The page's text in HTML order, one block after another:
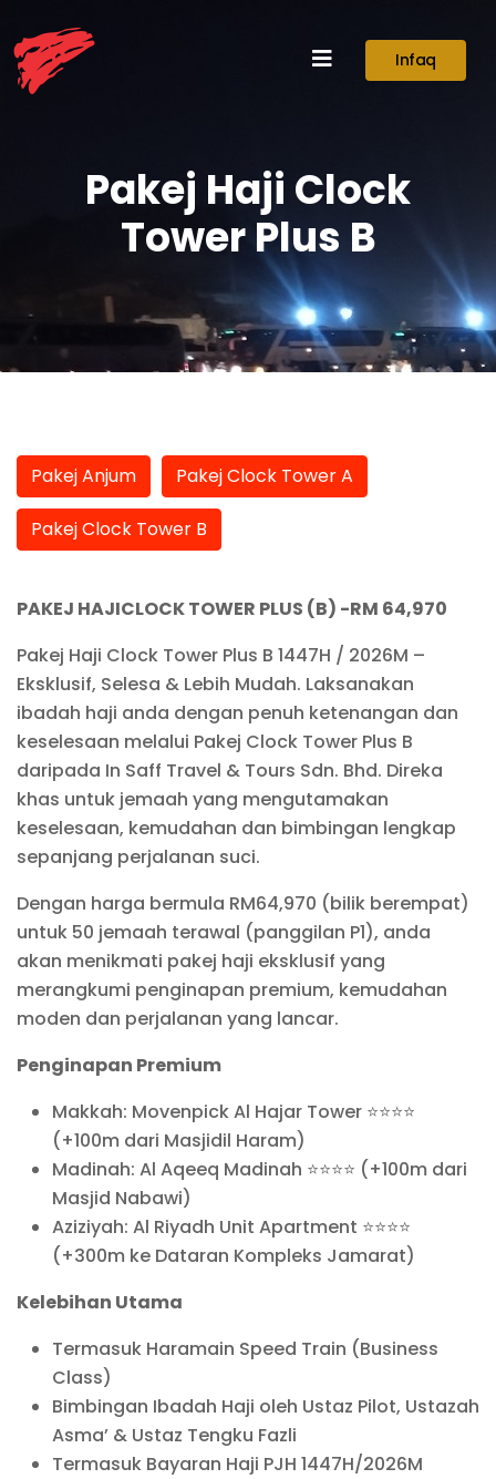
Infaq
Pakej Haji Clock
Tower Plus B
Pakej Anjum Pakej Clock Tower A
Pakej Clock Tower B
PAKEJ HAJICLOCK TOWER PLUS (B) -RM 64,970
Pakej Haji Clock Tower Plus B 1447H / 2026M –
Eksklusif, Selesa & Lebih Mudah. Laksanakan
ibadah haji anda dengan penuh ketenangan dan
keselesaan melalui Pakej Clock Tower Plus B
daripada In Saff Travel & Tours Sdn. Bhd. Direka
khas untuk jemaah yang mengutamakan
keselesaan, kemudahan dan bimbingan lengkap
sepanjang perjalanan suci.
Dengan harga bermula RM64,970 (bilik berempat)
untuk 50 jemaah terawal (panggilan P1), anda
akan menikmati pakej haji eksklusif yang
merangkumi penginapan premium, kemudahan
moden dan perjalanan yang lancar.
Penginapan Premium
Makkah: Movenpick Al Hajar Tower ⭐⭐⭐⭐
(+100m dari Masjidil Haram)
Madinah: Al Aqeeq Madinah ⭐⭐⭐⭐ (+100m dari
Masjid Nabawi)
Aziziyah: Al Riyadh Unit Apartment ⭐⭐⭐⭐
(+300m ke Dataran Kompleks Jamarat)
Kelebihan Utama
Termasuk Haramain Speed Train (Business
Class)
Bimbingan Ibadah Haji oleh Ustaz Pilot, Ustazah
Asma’ & Ustaz Tengku Fazli
Termasuk Bayaran Haji PJH 1447H/2026M